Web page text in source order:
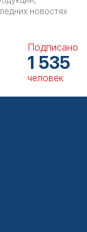
новостях
Подписано
1 535
человек